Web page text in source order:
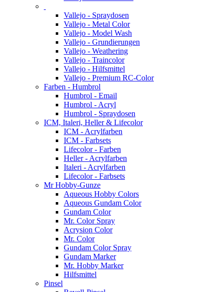
Vallejo - Spraydosen
Vallejo - Metal Color
Vallejo - Model Wash
Vallejo - Grundierungen
Vallejo - Weathering
Vallejo - Traincolor
Vallejo - Hilfsmittel
Vallejo - Premium RC-Color
Farben - Humbrol
Humbrol - Email
Humbrol - Acryl
Humbrol - Spraydosen
ICM, Italeri, Heller & Lifecolor
ICM - Acrylfarben
ICM - Farbsets
Lifecolor - Farben
Heller - Acrylfarben
Italeri - Acrylfarben
Lifecolor - Farbsets
Mr Hobby-Gunze
Aqueous Hobby Colors
Aqueous Gundam Color
Gundam Color
Mr. Color Spray
Acrysion Color
Mr. Color
Gundam Color Spray
Gundam Marker
Mr. Hobby Marker
Hilfsmittel
Pinsel